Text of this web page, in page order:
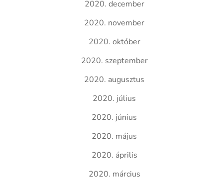
2020. december
2020. november
2020. október
2020. szeptember
2020. augusztus
2020. július
2020. június
2020. május
2020. április
2020. március